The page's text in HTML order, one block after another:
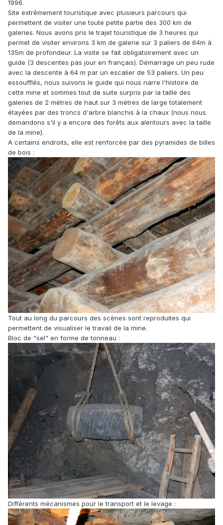
1996.
Site extrêmement touristique avec plusieurs parcours qui
permettent de visiter une toute petite partie des 300 km de
galeries. Nous avons pris le trajet touristique de 3 heures qui
permet de visiter environs 3 km de galerie sur 3 paliers de 64m à
135m de profondeur. La visite se fait obligatoirement avec un
guide (3 descentes pas jour en français). Démarrage un peu rude
avec la descente à 64 m par un escalier de 53 paliers. Un peu
essoufflés, nous suivons le guide qui nous narre l'histoire de
cette mine et sommes tout de suite surpris par la taille des
galeries de 2 mètres de haut sur 3 mètres de large totalement
étayées par des troncs d'arbre blanchis à la chaux (nous nous
demandons s'il y a encore des forêts aux alentours avec la taille
de la mine).
A certains endroits, elle est renforcée par des pyramides de billes
de bois :
Tout au long du parcours des scènes sont reproduites qui
permettent de visualiser le travail de la mine.
Bloc de "sel" en forme de tonneau :
Différents mécanismes pour le transport et le levage :